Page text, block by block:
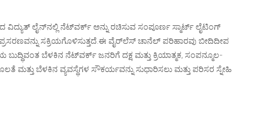
ವಿದ್ಯುತ್ ಲೈನ್‌ನಲ್ಲಿ ನೆಟ್‌ವರ್ಕ್ ಅನ್ನು ರಚಿಸುವ ಸಂಪೂರ್ಣ ಸ್ಮಾರ್ಟ್ ಲೈಟಿಂಗ್
ಸಕ್ರಿಯಗೊಳಿಸುತ್ತದೆ.ಈ ವೈರ್‌ಲೆಸ್ ಚಾನೆಲ್ ಪರಿಹಾರವು ಬೀದಿದೀಪ
ಬೆಳಕಿನ ನೆಟ್‌ವರ್ಕ್ ಜನರಿಗೆ ದಕ್ಷ ಮತ್ತು ಕ್ರಿಯಾತ್ಮಕ, ಸಂಪನ್ಮೂಲ-
ಬೆಳಕಿನ ವ್ಯವಸ್ಥೆಗಳ ಸೌಕರ್ಯವನ್ನು ಸುಧಾರಿಸಲು ಮತ್ತು ಪರಿಸರ ಸ್ನೇಹಿ